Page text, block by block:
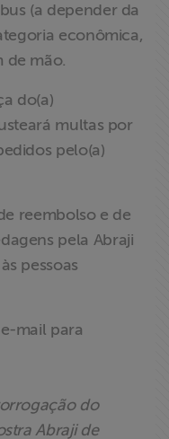
(a depender da
econômica,
de mão.
do(a)
multas por
pelo(a)
reembolso e de
pela Abraji
pessoas
mail para
do
Abraji de